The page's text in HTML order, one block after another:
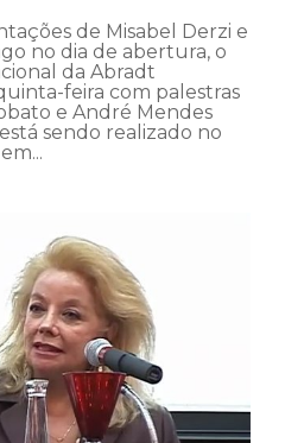
de Misabel Derzi e
no dia de abertura, o
da Abradt
feira com palestras
e André Mendes
sendo realizado no